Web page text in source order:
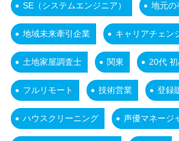
SE（システムエンジニア） 地元の
地域未来牽引企業 キャリアチェン
土地家屋調査士 関東 20代
フルリモート 技術営業 登録
ハウスクリーニング 声優マネージ